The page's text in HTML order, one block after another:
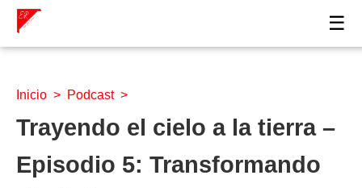
☰
Inicio > Podcast>
Trayendo el cielo a la tierra –
Episodio 5: Transformando